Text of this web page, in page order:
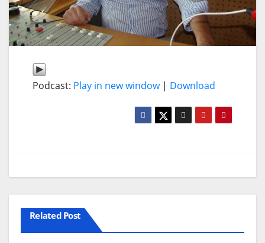
Podcast: Play in new window| Download
Related Post